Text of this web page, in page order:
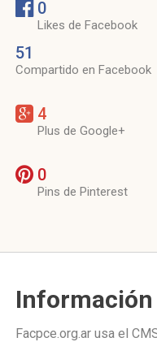
0
Likes de Facebook
51
Compartido en Facebook
4
Plus de Google+
0
Pins de Pinterest
Facpce.org.ar usa el